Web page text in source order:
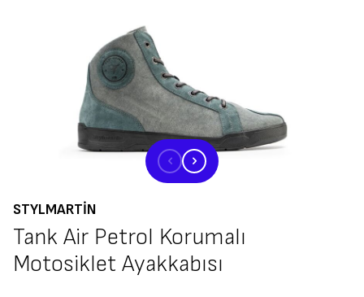
STYLMARTIN
Tank Air Petrol Korumalı
Motosiklet Ayakkabısı